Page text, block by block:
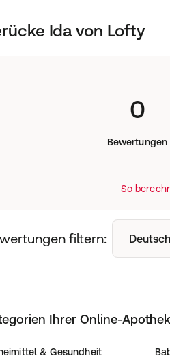
Ida von Lofty
0
Bewertungen
So
filtern:
Ihrer Online-
& Gesundheit